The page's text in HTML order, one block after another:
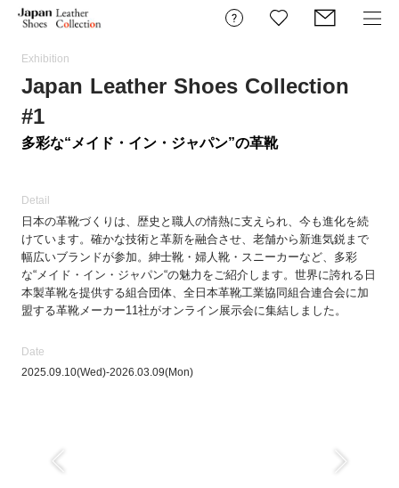
Exhibition
Japan Leather Shoes Collection
#1
多彩な“メイド・イン・ジャパン”の革靴
Detail
日本の革靴づくりは、歴史と職人の情熱に支えられ、今も進化を続
けています。確かな技術と革新を融合させ、老舗から新進気鋭まで
幅広いブランドが参加。紳士靴・婦人靴・スニーカーなど、多彩
な“メイド・イン・ジャパン“の魅力をご紹介します。世界に誇れる日
本製革靴を提供する組合団体、全日本革靴工業協同組合連合会に加
盟する革靴メーカー11社がオンライン展示会に集結しました。
Date
2025.09.10(Wed)-2026.03.09(Mon)